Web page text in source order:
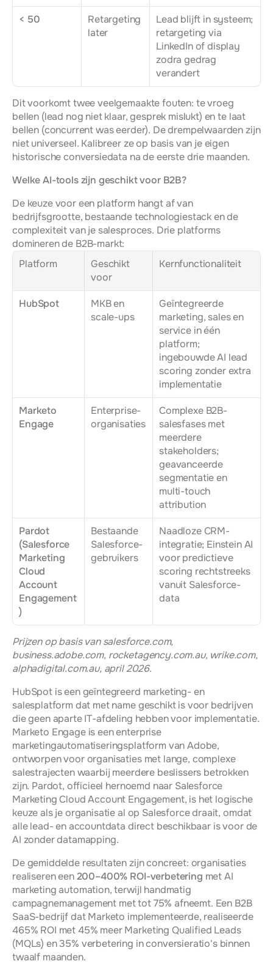
< 50
Retargeting
later
Lead blijft in systeem;
retargeting via
LinkedIn of display
zodra gedrag
verandert
Dit voorkomt twee veelgemaakte fouten: te vroeg
bellen (lead nog niet klaar, gesprek mislukt) en te laat
bellen (concurrent was eerder). De drempelwaarden zijn
niet universeel. Kalibreer ze op basis van je eigen
historische conversiedata na de eerste drie maanden.
Welke AI-tools zijn geschikt voor B2B?
De keuze voor een platform hangt af van
bedrijfsgrootte, bestaande technologiestack en de
complexiteit van je salesproces. Drie platforms
domineren de B2B-markt:
Platform
Geschikt
voor
Kernfunctionaliteit
HubSpot
MKB en
scale-ups
Geïntegreerde
marketing, sales en
service in één
platform;
ingebouwde AI lead
scoring zonder extra
implementatie
Marketo
Engage
Enterprise-
organisaties
Complexe B2B-
salesfases met
meerdere
stakeholders;
geavanceerde
segmentatie en
multi-touch
attribution
Pardot
(Salesforce
Marketing
Cloud
Account
Engagement
)
Bestaande
Salesforce-
gebruikers
Naadloze CRM-
integratie; Einstein AI
voor predictieve
scoring rechtstreeks
vanuit Salesforce-
data
Prijzen op basis van salesforce.com,
business.adobe.com, rocketagency.com.au, wrike.com,
alphadigital.com.au, april 2026.
HubSpot is een geïntegreerd marketing- en
salesplatform dat met name geschikt is voor bedrijven
die geen aparte IT-afdeling hebben voor implementatie.
Marketo Engage is een enterprise
marketingautomatiseringsplatform van Adobe,
ontworpen voor organisaties met lange, complexe
salestrajecten waarbij meerdere beslissers betrokken
zijn. Pardot, officieel hernoemd naar Salesforce
Marketing Cloud Account Engagement, is het logische
keuze als je organisatie al op Salesforce draait, omdat
alle lead- en accountdata direct beschikbaar is voor de
AI zonder datamapping.
De gemiddelde resultaten zijn concreet: organisaties
realiseren een 200–400% ROI-verbetering met AI
marketing automation, terwijl handmatig
campagnemanagement met tot 75% afneemt. Een B2B
SaaS-bedrijf dat Marketo implementeerde, realiseerde
465% ROI met 45% meer Marketing Qualified Leads
(MQLs) en 35% verbetering in conversieratio's binnen
twaalf maanden.